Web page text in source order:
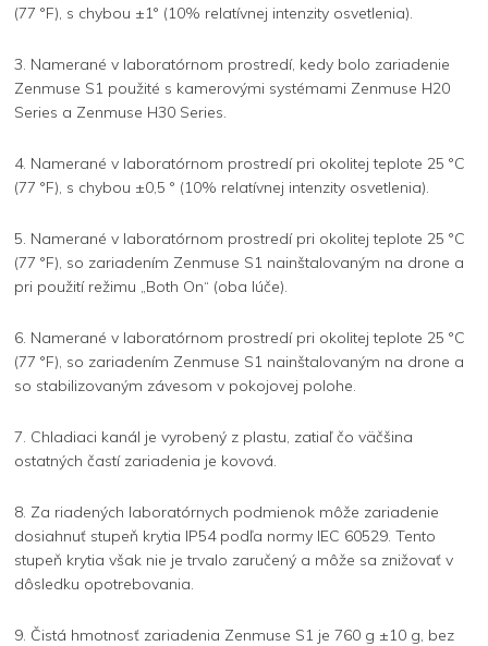
(77 °F), s chybou ±1° (10% relatívnej intenzity osvetlenia).
3. Namerané v laboratórnom prostredí, kedy bolo zariadenie
Zenmuse S1 použité s kamerovými systémami Zenmuse H20
Series a Zenmuse H30 Series.
4. Namerané v laboratórnom prostredí pri okolitej teplote 25 °C
(77 °F), s chybou ±0,5 ° (10% relatívnej intenzity osvetlenia).
5. Namerané v laboratórnom prostredí pri okolitej teplote 25 °C
(77 °F), so zariadením Zenmuse S1 nainštalovaným na drone a
pri použití režimu „Both On“ (oba lúče).
6. Namerané v laboratórnom prostredí pri okolitej teplote 25 °C
(77 °F), so zariadením Zenmuse S1 nainštalovaným na drone a
so stabilizovaným závesom v pokojovej polohe.
7. Chladiaci kanál je vyrobený z plastu, zatiaľ čo väčšina
ostatných častí zariadenia je kovová.
8. Za riadených laboratórnych podmienok môže zariadenie
dosiahnuť stupeň krytia IP54 podľa normy IEC 60529. Tento
stupeň krytia však nie je trvalo zaručený a môže sa znižovať v
dôsledku opotrebovania.
9. Čistá hmotnosť zariadenia Zenmuse S1 je 760 g ±10 g, bez